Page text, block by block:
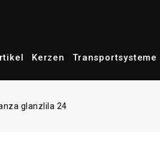
Kerzen Transportsysteme
glanzlila 24